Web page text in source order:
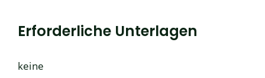
Erforderliche Unterlagen
keine